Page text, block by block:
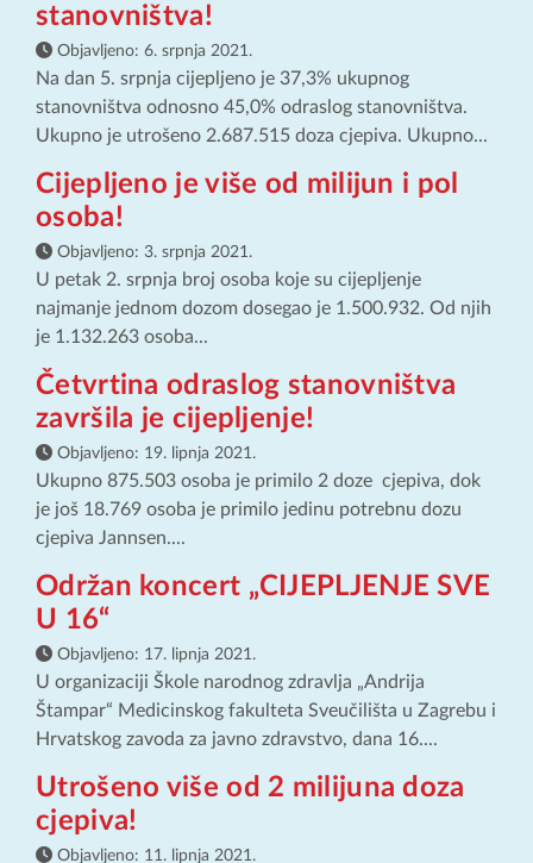
stanovništva!
Objavljeno: 6. srpnja 2021.
Na dan 5. srpnja cijepljeno je 37,3% ukupnog
stanovništva odnosno 45,0% odraslog stanovništva.
Ukupno je utrošeno 2.687.515 doza cjepiva. Ukupno...
Cijepljeno je više od milijun i pol
osoba!
Objavljeno: 3. srpnja 2021.
U petak 2. srpnja broj osoba koje su cijepljenje
najmanje jednom dozom dosegao je 1.500.932. Od njih
je 1.132.263 osoba...
Četvrtina odraslog stanovništva
završila je cijepljenje!
Objavljeno: 19. lipnja 2021.
Ukupno 875.503 osoba je primilo 2 doze cjepiva, dok
je još 18.769 osoba je primilo jedinu potrebnu dozu
cjepiva Jannsen....
Održan koncert „CIJEPLJENJE SVE
U 16“
Objavljeno: 17. lipnja 2021.
U organizaciji Škole narodnog zdravlja „Andrija
Štampar“ Medicinskog fakulteta Sveučilišta u Zagrebu i
Hrvatskog zavoda za javno zdravstvo, dana 16....
Utrošeno više od 2 milijuna doza
cjepiva!
Objavljeno: 11. lipnja 2021.